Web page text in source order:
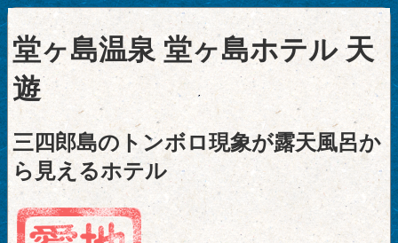
堂ヶ島温泉 堂ヶ島ホテル 天
遊
三四郎島のトンボロ現象が露天風呂か
ら見えるホテル